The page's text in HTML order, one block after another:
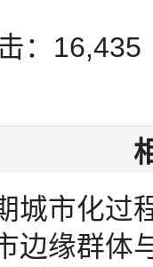
：
城市化过
边缘群体